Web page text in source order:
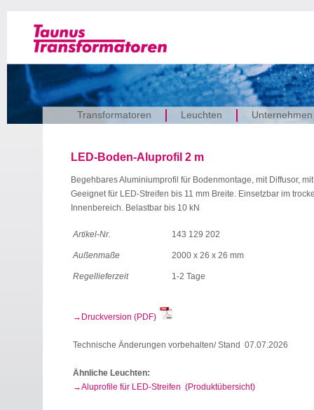
Transformatoren Leuchten Unternehmen
LED-Boden-Aluprofil 2 m
Begehbares Aluminiumprofil für Bodenmontage, mit Diffusor,
Geeignet für LED-Streifen bis 11 mm Breite. Einsetzbar im
Innenbereich. Belastbar bis 10 kN
Artikel-Nr. 143 129 202
Außenmaße 2000 x 26 x 26 mm
Regellieferzeit 1-2 Tage
Druckversion (PDF)
Technische Änderungen vorbehalten/ Stand 07.07.2026
Ähnliche Leuchten:
Aluprofile für LED-Streifen (Produktübersicht)